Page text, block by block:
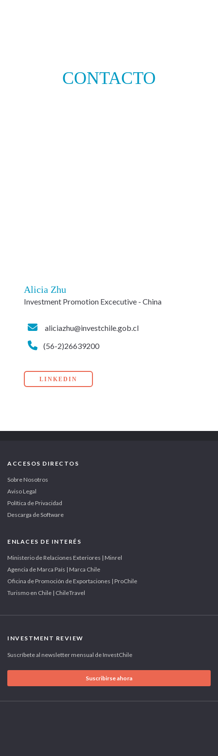
CONTACTO
Alicia Zhu
Investment Promotion Excecutive - China
aliciazhu@investchile.gob.cl
(56-2)26639200
LINKEDIN
ACCESOS DIRECTOS
Sobre Nosotros
Aviso Legal
Política de Privacidad
Descarga de Software
ENLACES DE INTERÉS
Ministerio de Relaciones Exteriores | Minrel
Agencia de Marca País | Marca Chile
Oficina de Promoción de Exportaciones | ProChile
Turismo en Chile | ChileTravel
INVESTMENT REVIEW
Suscríbete al newsletter mensual de InvestChile
Suscribirse ahora